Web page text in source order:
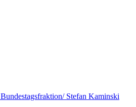
Stefan Kaminski